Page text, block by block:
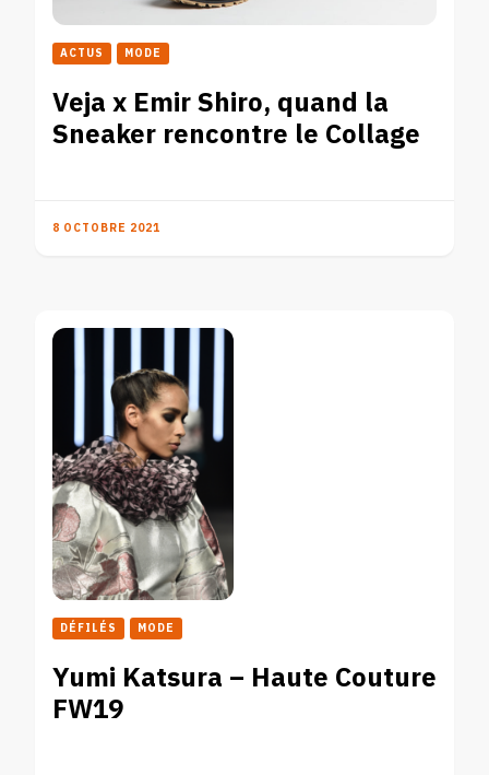
ACTUS MODE
Veja x Emir Shiro, quand la
Sneaker rencontre le Collage
8 OCTOBRE 2021
DÉFILÉS MODE
Yumi Katsura – Haute Couture
FW19